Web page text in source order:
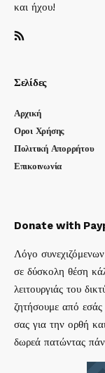
και ήχου!
Σελίδες
Αρχική
Οροι Χρήσης
Πολιτική Απορρήτου
Επικοινωνία
Donate with
Λόγο
σε δύσκολη θέση
λειτουργιάς του
ζητήσουμε από εσάς
σας για την ορθή
δωρεά πατώντας